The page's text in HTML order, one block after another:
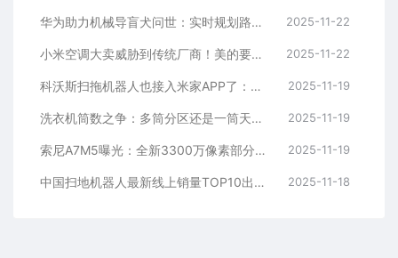
华为助力机械导盲犬问世：实时规划路径、语音交互 2025-11-22
小米空调大卖威胁到传统厂商！美的要求售后停止小米和格力业务：官方回应 2025-11-22
科沃斯扫拖机器人也接入米家APP了：小爱同学一句话控制 2025-11-19
洗衣机筒数之争：多筒分区还是一筒天下 到底哪个好 2025-11-19
索尼A7M5曝光：全新3300万像素部分堆叠式传感器 2025-11-19
中国扫地机器人最新线上销量TOP10出炉：科沃斯、石头、小米米家前三 2025-11-18